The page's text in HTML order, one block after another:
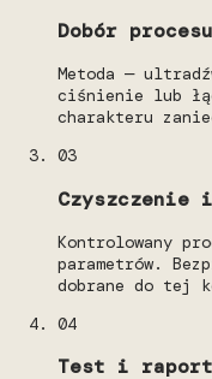
Dobór procesu
Metoda —
ciśnienie lub
charakteru
03
Czyszczenie
Kontrolowany
parametrów.
dobrane do tej
04
Test i raport